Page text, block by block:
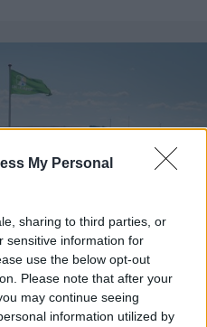
My Personal
sharing to third parties, or
sensitive information for
use the below opt-out
Please note that after your
may continue seeing
information utilized by
reducere eller lukke
hvor folk er afhængige
på arbejde.
millioner medføre,
- mens andre ruter